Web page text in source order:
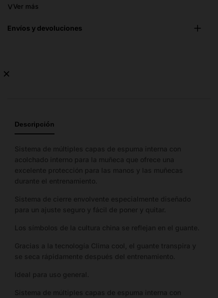
˅Ver más
Envíos y devoluciones
✕
Importante:
tallas
mostradas
no
representan
cantidad
de
8 oz
25-26 cm largo ×
Guante
Descripción
Sistema de múltiples capas de espuma interna con
acolchado interno para la muñeca que ofrece una
excelente protección para las manos y las muñecas
durante el entrenamiento.
Sistema de cierre envolvente especialmente diseñado
para un ajuste seguro y fácil de poner y quitar.
Los símbolos de la cultura china se reflejan en el guante.
Gracias a la tecnología Clima cool, el guante transpira y
se seca rápidamente después del entrenamiento.
Ideal para uso general.
Sistema de múltiples capas de espuma interna con